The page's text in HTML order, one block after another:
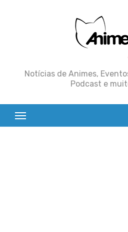
Notícias de Animes,
Podcast e